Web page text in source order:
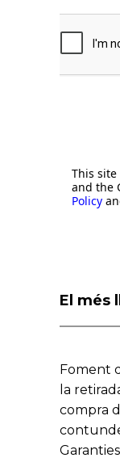
This site
and the
Policy
El més
Foment
la
compra